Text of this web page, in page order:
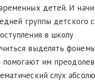
детей. И
группы детского
в школу
выделять
помогают им
слух